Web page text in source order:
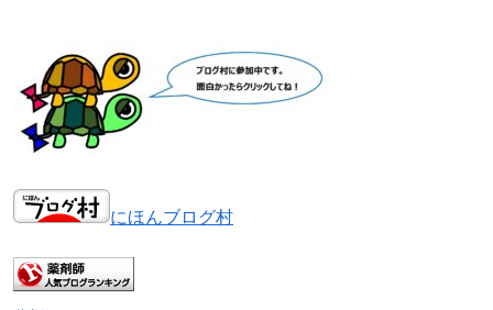
にほんブログ村